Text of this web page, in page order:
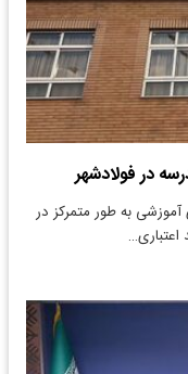
در فولادشهر
با ایام دهه فجر ۹۵۰ فضای آموزشی به طور متمرکز در